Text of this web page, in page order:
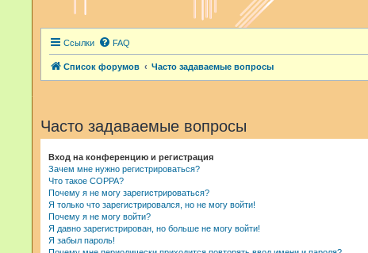
Ссылки FAQ
Список форумов Часто задаваемые вопросы
Часто задаваемые вопросы
Вход на конференцию и регистрация
Зачем мне нужно регистрироваться?
Что такое COPPA?
Почему я не могу зарегистрироваться?
Я только что зарегистрировался, но не могу войти!
Почему я не могу войти?
Я давно зарегистрирован, но больше не могу войти!
Я забыл пароль!